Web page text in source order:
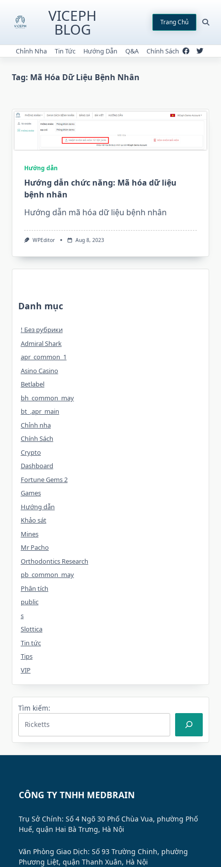
content
VICEPH
BLOG Trang Chủ
Chỉnh Nha Tin Tức Hướng Dẫn Q&A Chính Sách
Tag: Mã Hóa Dữ Liệu Bệnh Nhân
Hướng dẫn
Hướng dẫn chức năng: Mã hóa dữ liệu
bệnh nhân
Hướng dẫn mã hóa dữ liệu bệnh nhân
WPEditor Aug 8, 2023
Danh mục
! Без рубрики
Admiral Shark
apr_common_1
Asino Casino
Betlabel
bh_common_may
bt_,apr_main
Chỉnh nha
Chính Sách
Crypto
Dashboard
Fortune Gems 2
Games
Hướng dẫn
Khảo sát
Mines
Mr Pacho
Orthodontics Research
pb_common_may
Phân tích
public
s
Slottica
Tin tức
Tips
VIP
Tìm kiếm:
CÔNG TY TNHH MEDBRAIN
Trụ Sở Chính: Số 4 Ngõ 30 Phố Chùa Vua, phường Phố
Huế, quận Hai Bà Trưng, Hà Nội
Văn Phòng Giao Dịch: Số 93 Trường Chinh, phường
Phương Liệt, quận Thanh Xuân, Hà Nội